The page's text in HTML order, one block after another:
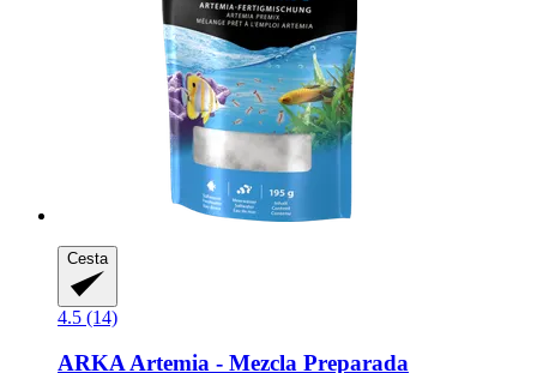
Cesta
4.5 (14)
ARKAArtemia -​ Mezcla Preparada